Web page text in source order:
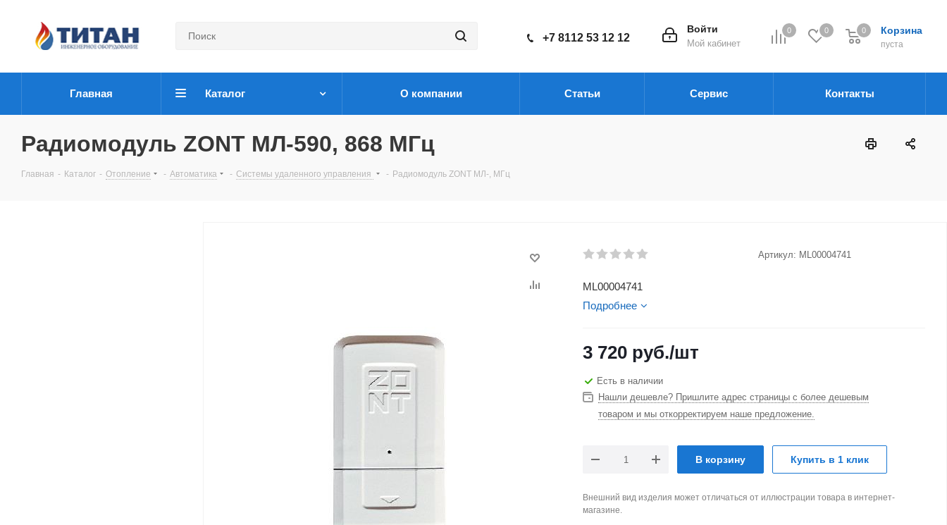
0 0 Корзина
пуста
0
Войти
Мой кабинет
+7 8112 53 12 12
Главная Каталог О компании Статьи Сервис Контакты
Радиомодуль ZONT МЛ-590, 868 МГц
Главная - Каталог - Отопление - Автоматика - Системы удаленного управления - Радиомодуль ZONT МЛ-, МГц
Артикул: ML00004741
ML00004741
Подробнее
3 720 руб./шт
Есть в наличии
Нашли дешевле? Пришлите адрес страницы с более дешевым
товаром и мы откорректируем наше предложение.
В корзину Купить в 1 клик
Внешний вид изделия может отличаться от иллюстрации товара в интернет-
магазине.